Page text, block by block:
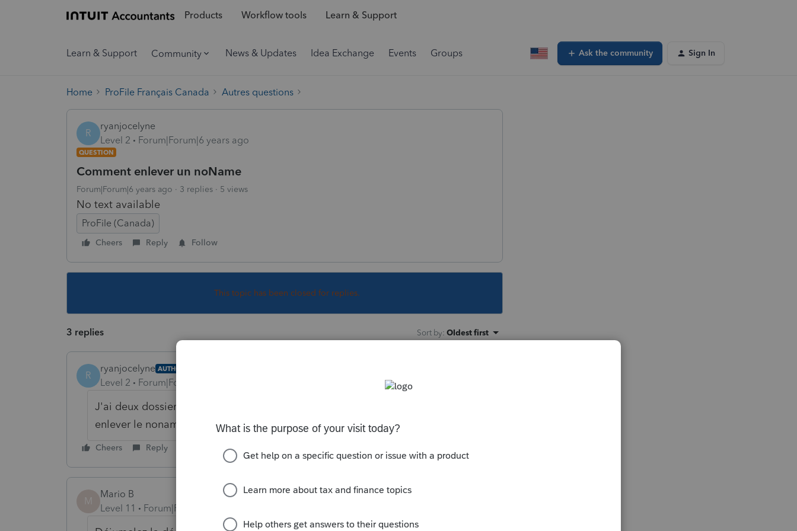
Products Workflow tools Learn & Support
Learn & Support Community News & Updates Idea Exchange Events Groups Ask the community Sign In
Home ProFile Français Canada Autres questions
R
ryanjocelyne
Level 2
Forum|Forum|6 years ago
QUESTION
Comment enlever un noName
Forum|Forum|6 years ago 3 replies 5 views
No text available
ProFile (Canada)
Cheers Reply Follow
This topic has been closed for replies.
3 replies Sort by: Oldest first
R
ryanjocelyne AUTHOR
Level 2 Forum|Forum|6 years ago
J'ai deux dossiers ouvert un au nom du client et un NoName comment
enlever le noname car je ne peux pas tramettre mon dossier a TED
Cheers Reply
M
Mario B
Level 11
Forum|Forum|6 years ago